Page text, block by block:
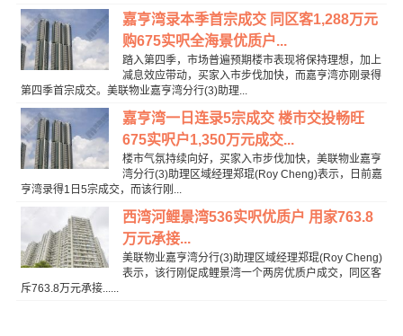
嘉亨湾录本季首宗成交 同区客1,288万元
购675实呎全海景优质户...
踏入第四季，市场普遍预期楼市表现将保持理想，加上
减息效应带动，买家入市步伐加快，而嘉亨湾亦刚录得
第四季首宗成交。美联物业嘉亨湾分行(3)助理...
嘉亨湾一日连录5宗成交 楼市交投畅旺
675实呎户1,350万元成交...
楼市气氛持续向好，买家入市步伐加快，美联物业嘉亨
湾分行(3)助理区域经理郑琨(Roy Cheng)表示，日前嘉
亨湾录得1日5宗成交，而该行刚...
西湾河鲤景湾536实呎优质户 用家763.8
万元承接...
美联物业嘉亨湾分行(3)助理区域经理郑琨(Roy Cheng)
表示，该行刚促成鲤景湾一个两房优质户成交，同区客
斥763.8万元承接......